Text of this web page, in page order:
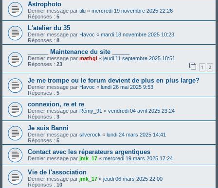
Astrophoto
Dernier message par tilu « mercredi 19 novembre 2025 22:26
Réponses : 5
L'atelier du 35
Dernier message par Havoc « mardi 18 novembre 2025 10:23
Réponses : 8
______ Maintenance du site _____
Dernier message par mathgl « jeudi 11 septembre 2025 18:51
Réponses : 23 1 2
Je me trompe ou le forum devient de plus en plus large?
Dernier message par Havoc « lundi 26 mai 2025 9:53
Réponses : 5
connexion, re et re
Dernier message par Rémy_91 « vendredi 04 avril 2025 23:24
Réponses : 3
Je suis Banni
Dernier message par silverock « lundi 24 mars 2025 14:41
Réponses : 5
Contact avec les réparateurs argentiques
Dernier message par jmk_17 « mercredi 19 mars 2025 17:24
Vie de l'association
Dernier message par jmk_17 « jeudi 06 mars 2025 22:00
Réponses : 10